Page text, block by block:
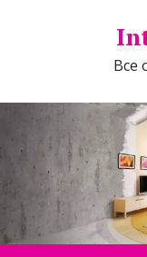
Все